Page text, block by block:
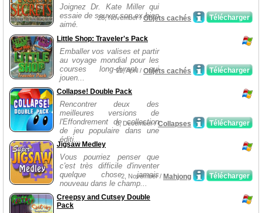
Joignez Dr. Kate Miller qui
essaie de sauver son ex bien
aimé.
Télécharger
28, November /Objets cachés
Little Shop: Traveler's Pack
Emballer vos valises et partir
au voyage mondial pour les
courses long-durant qui
jouen...
Télécharger
12, April / Objets cachés
Collapse! Double Pack
Rencontrer deux des
meilleures versions de
l'Effondrement de collection
de jeu populaire dans une
éditi...
Télécharger
5, December /Collapses
Jigsaw Medley
Vous pourriez penser que
c'est très difficile d'inventer
quelque chose jamais
nouveau dans le champ...
Télécharger
2, November / Mahjong
Creepsy and Cutsey Double
Pack